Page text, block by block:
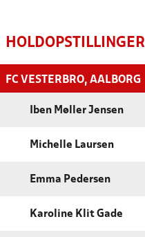
HOLDOPSTILLINGER
FC VESTERBRO, AALBORG
Iben Møller Jensen
Michelle Laursen
Emma Pedersen
Karoline Klit Gade